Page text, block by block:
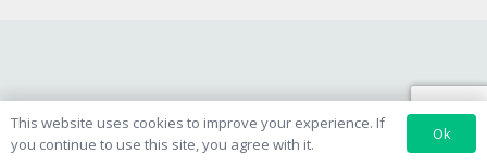
This website uses cookies to improve your experience. If
you continue to use this site, you agree with it.
Ok